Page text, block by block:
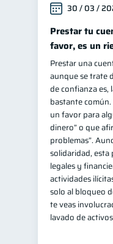
30 / 03 /
Prestar tu
favor, es un
Prestar una
aunque se trate
de confianza es,
bastante común.
un favor para
dinero” o que
problemas”.
solidaridad, esta
legales y
actividades
solo al bloqueo
te veas
lavado de